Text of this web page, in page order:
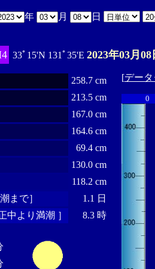
年 月 日
33ﾟ15'N 131ﾟ35'E 2023年03月
258.7 cm
213.5 cm
167.0 cm
164.6 cm
69.4 cm
130.0 cm
118.2 cm
まで］
1.1 日
中より満潮 ］
8.3 時
[デー
0